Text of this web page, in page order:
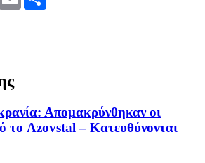
Απομακρύνθηκαν οι
το Azovstal – Κατευθύνονται